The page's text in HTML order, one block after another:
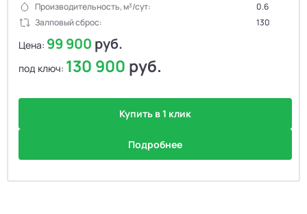
Производительность, м³/сут:
0.6
Залповый сброс:
130
Цена: 99 900 руб.
под ключ: 130 900 руб.
Купить в 1 клик
Подробнее